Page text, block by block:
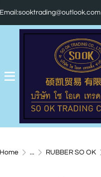
Email:sooktrading@outlook.com
Home ... RUBBER SO OK